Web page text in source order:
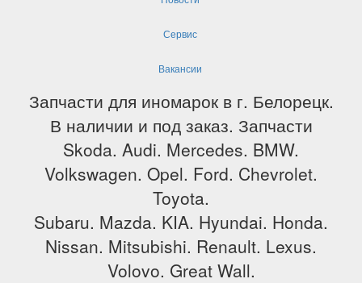
Сервис
Вакансии
Запчасти для иномарок в г. Белорецк.
В наличии и под заказ. Запчасти
Skoda. Audi. Mercedes. BMW.
Volkswagen. Opel. Ford. Chevrolet.
Toyota.
Subaru. Mazda. KIA. Hyundai. Honda.
Nissan. Mitsubishi. Renault. Lexus.
Volovo. Great Wall.